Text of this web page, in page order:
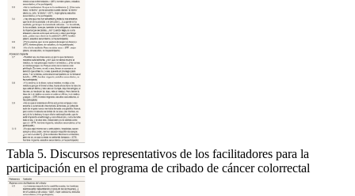
Tabla 5. Discursos representativos de los facilitadores para la
participación en el programa de cribado de cáncer colorrectal